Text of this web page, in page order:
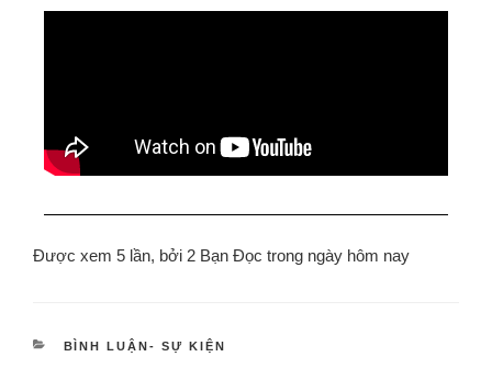
Được xem 5 lần, bởi 2 Bạn Đọc trong ngày hôm nay
BÌNH LUẬN- SỰ KIỆN